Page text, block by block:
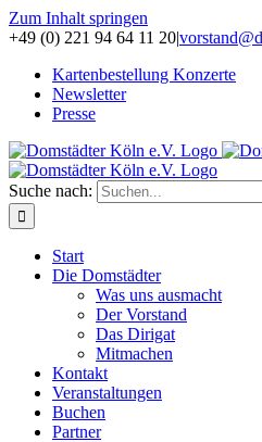
Zum Inhalt springen
+49 (0) 221 94 64 11 20|
Kartenbestellung Konzerte
Newsletter
Presse
Suche nach:
Start
Die Domstädter
Was uns ausmacht
Der Vorstand
Das Dirigat
Mitmachen
Kontakt
Veranstaltungen
Buchen
Partner